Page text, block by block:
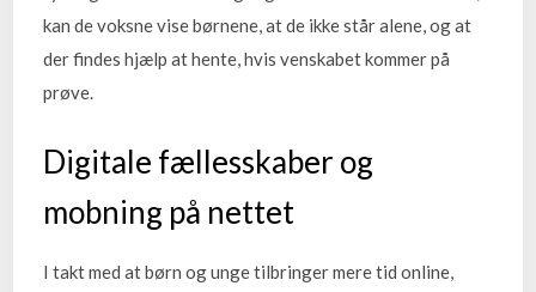
kan de voksne vise børnene, at de ikke står alene, og at
der findes hjælp at hente, hvis venskabet kommer på
prøve.
Digitale fællesskaber og
mobning på nettet
I takt med at børn og unge tilbringer mere tid online,